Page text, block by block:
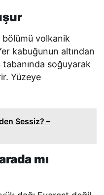
bölümü volkanik
kabuğunun altından
soğuyarak
Yüzeye
Sessiz? –
mı